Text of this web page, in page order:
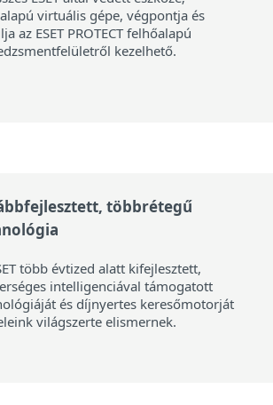
virtuális gépe, végpontja és
az ESET PROTECT felhőalapú
kezelhető.
többrétegű
több évtized alatt kifejlesztett,
intelligenciával támogatott
és díjnyertes keresőmotorját
világszerte elismernek.